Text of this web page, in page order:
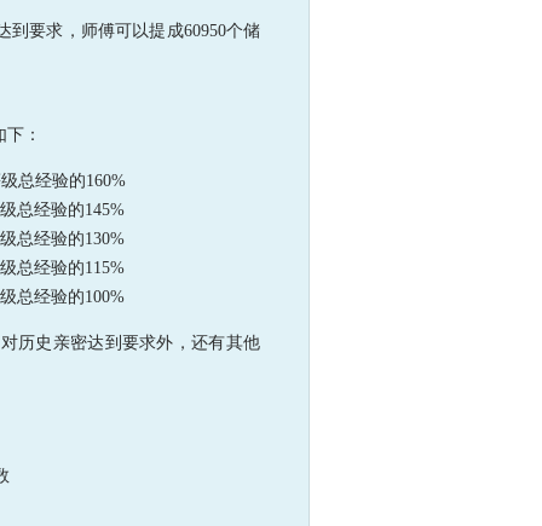
要求，师傅可以提成60950个储
：
经验的160%
总经验的145%
总经验的130%
总经验的115%
总经验的100%
史亲密达到要求外，还有其他